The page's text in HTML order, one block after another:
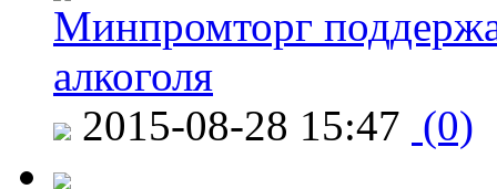
Минпромторг
алкоголя
2015-08-28 15:47 (0)